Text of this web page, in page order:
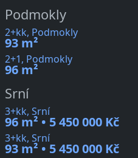
Podmokly
2+kk, Podmokly
93 m²
2+1, Podmokly
96 m²
Srní
3+kk, Srní
96 m² • 5 450 000 Kč
3+kk, Srní
93 m² • 5 450 000 Kč